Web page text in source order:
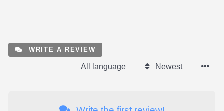
WRITE A REVIEW
All language Newest